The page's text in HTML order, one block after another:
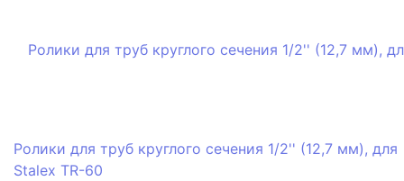
Ролики для труб круглого сечения 1/2'' (12,7 мм), для
Stalex TR-60